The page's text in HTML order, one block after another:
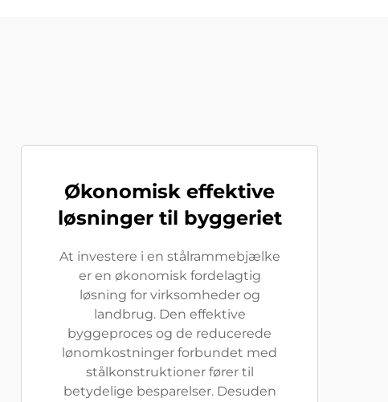
Økonomisk effektive
løsninger til byggeriet
At investere i en stålrammebjælke
er en økonomisk fordelagtig
løsning for virksomheder og
landbrug. Den effektive
byggeproces og de reducerede
lønomkostninger forbundet med
stålkonstruktioner fører til
betydelige besparelser. Desuden